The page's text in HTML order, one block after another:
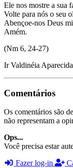
Ele nos mostre a sua
Volte para nós o seu
Abençoe-nos Deus
Amém.
(Nm 6, 24-27)
Ir Valdinéia
Comentários
Os comentários são
não representam a
Ops...
Você precisa estar
Fazer log-in